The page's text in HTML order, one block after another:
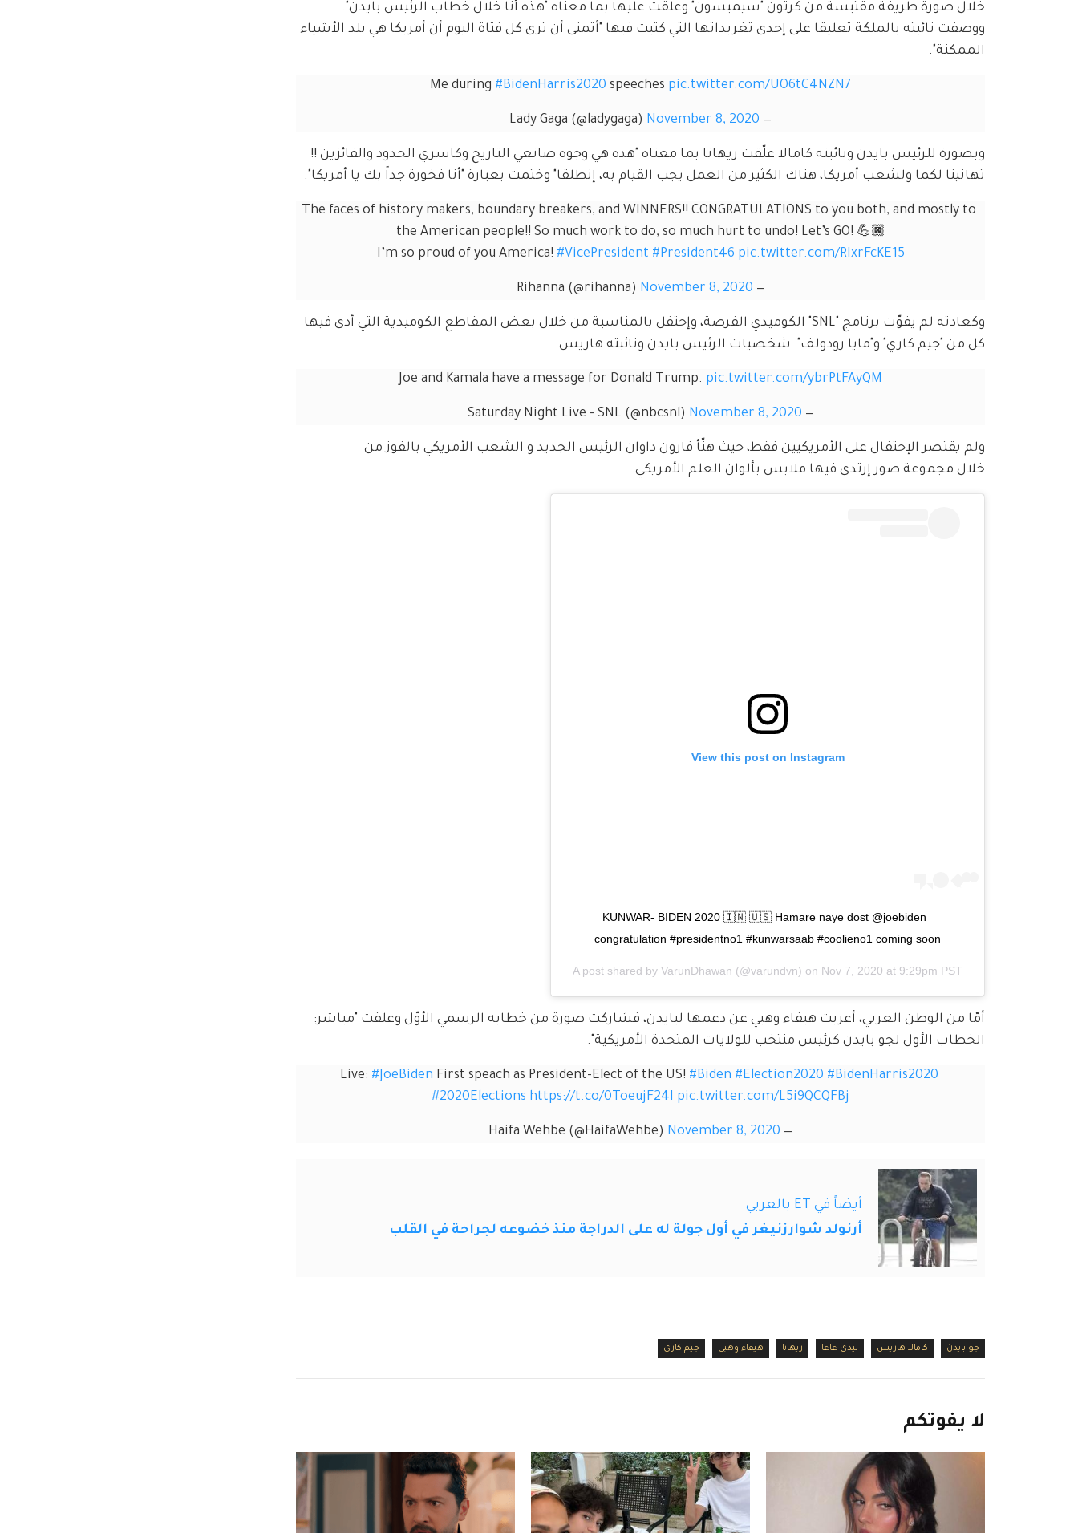
خلال صورة طريفة مقتبسة من كرتون "سيمبسون" وعلقت عليها بما معناه "هذه أنا خلال خطاب الرئيس بايدن".
ووصفت نائبته بالملكة تعليقا على إحدى تغريداتها التي كتبت فيها "أتمنى أن ترى كل فتاة اليوم أن أمريكا هي بلد الأشياء
الممكنة".
Me during #BidenHarris2020 speeches pic.twitter.com/UO6tC4NZN7
— Lady Gaga (@ladygaga)
November 8, 2020
وبصورة للرئيس بايدن ونائبته كامالا علّقت ريهانا بما معناه "هذه هي وجوه صانعي التاريخ وكاسري الحدود والفائزين !!
تهانينا لكما ولشعب أمريكا، هناك الكثير من العمل يجب القيام به، إنطلقا" وختمت بعبارة "أنا فخورة جداً بك يا أمريكا".
The faces of history makers, boundary breakers, and WINNERS!! CONGRATULATIONS to you both, and mostly to
the American people!! So much work to do, so much hurt to undo! Let’s GO! 💪🏿
I’m so proud of you America! #VicePresident #President46 pic.twitter.com/RIxrFcKE15
— Rihanna (@rihanna)
November 8, 2020
وكعادته لم يفوّت برنامج "SNL" الكوميدي الفرصة، وإحتفل بالمناسبة من خلال بعض المقاطع الكوميدية التي أدى فيها
كل من "جيم كاري" و"مايا رودولف"  شخصيات الرئيس بايدن ونائبته هاريس.
Joe and Kamala have a message for Donald Trump. pic.twitter.com/ybrPtFAyQM
— Saturday Night Live - SNL (@nbcsnl)
November 8, 2020
ولم يقتصر الإحتفال على الأمريكيين فقط، حيث هنّأ فارون داوان الرئيس الجديد و الشعب الأمريكي بالفوز من
خلال مجموعة صور إرتدى فيها ملابس بألوان العلم الأمريكي.
View this post on Instagram
KUNWAR- BIDEN 2020 🇮🇳 🇺🇸 Hamare naye dost @joebiden
congratulation #presidentno1 #kunwarsaab #coolieno1 coming soon
A post shared by VarunDhawan (@varundvn) on Nov 7, 2020 at 9:29pm PST
أمّا من الوطن العربي، أعربت هيفاء وهبي عن دعمها لبايدن، فشاركت صورة من خطابه الرسمي الأوّل وعلقت "مباشر:
الخطاب الأول لجو بايدن كرئيس منتخب للولايات المتحدة الأمريكية".
Live: #JoeBiden First speach as President-Elect of the US! #Biden #Election2020 #BidenHarris2020
#2020Elections https://t.co/0ToeujF24I pic.twitter.com/L5i9QCQFBj
— Haifa Wehbe (@HaifaWehbe)
November 8, 2020
أيضاً في ET بالعربي
أرنولد شوارزنيغر في أول جولة له على الدراجة منذ خضوعه لجراحة في القلب
جو بايدن كامالا هاريس ليدي غاغا ريهانا هيفاء وهبي جيم كاري
لا يفوتكم